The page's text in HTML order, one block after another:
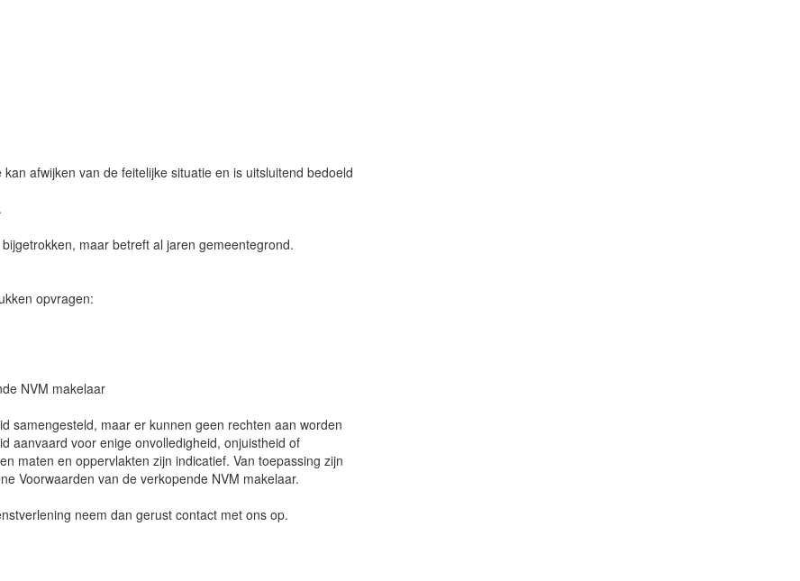
afwijken van de feitelijke situatie en is uitsluitend bedoeld
maar betreft al jaren gemeentegrond.
opvragen:
NVM makelaar
samengesteld, maar er kunnen geen rechten aan worden
aanvaard voor enige onvolledigheid, onjuistheid of
maten en oppervlakten zijn indicatief. Van toepassing zijn
Voorwaarden van de verkopende NVM makelaar.
neem dan gerust contact met ons op.